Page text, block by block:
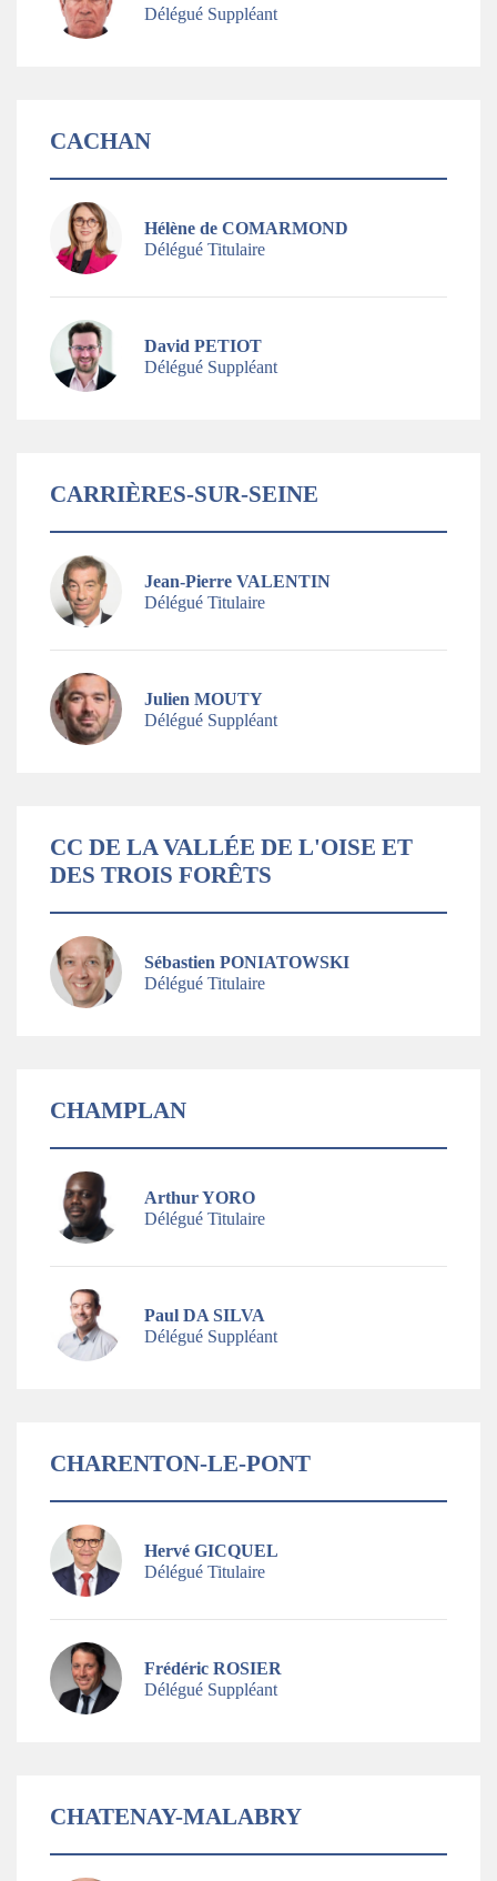
Délégué Suppléant
CACHAN
Hélène de COMARMOND
Délégué Titulaire
David PETIOT
Délégué Suppléant
CARRIÈRES-SUR-SEINE
Jean-Pierre VALENTIN
Délégué Titulaire
Julien MOUTY
Délégué Suppléant
CC DE LA VALLÉE DE L'OISE ET
DES TROIS FORÊTS
Sébastien PONIATOWSKI
Délégué Titulaire
CHAMPLAN
Arthur YORO
Délégué Titulaire
Paul DA SILVA
Délégué Suppléant
CHARENTON-LE-PONT
Hervé GICQUEL
Délégué Titulaire
Frédéric ROSIER
Délégué Suppléant
CHATENAY-MALABRY